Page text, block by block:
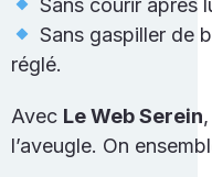
Sans courir après
Sans gaspiller de
réglé.
Avec Le Web Serein
l’aveugle. On